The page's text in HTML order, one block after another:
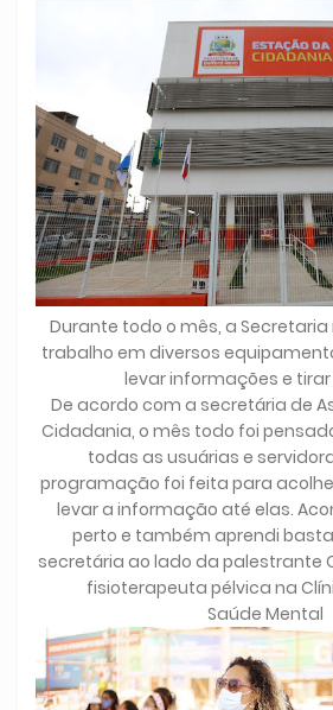
Durante todo o mês, a
trabalho em diversos
levar informações e
De acordo com a secretária de
Cidadania, o mês todo foi
todas as usuárias e
programação foi feita para
levar a informação até elas.
perto e também aprendi
secretária ao lado da palestrante
fisioterapeuta pélvica na
Saúde Mental